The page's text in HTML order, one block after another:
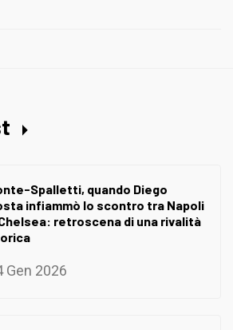
Spalletti, quando Diego
infiammò lo scontro tra Napoli
retroscena di una rivalità
Gen 2026